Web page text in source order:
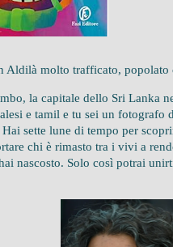
Aldilà molto trafficato, popolato
la capitale dello Sri Lanka
e tamil e tu sei un fotografo
Hai sette lune di tempo per
chi è rimasto tra i vivi a
nascosto. Solo così potrai